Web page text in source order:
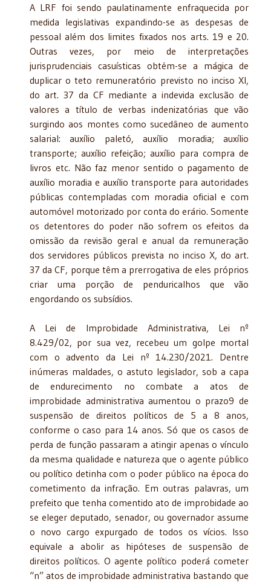
A LRF foi sendo paulatinamente enfraquecida por
medida legislativas expandindo-se as despesas de
pessoal além dos limites fixados nos arts. 19 e 20.
Outras vezes, por meio de interpretações
jurisprudenciais casuísticas obtém-se a mágica de
duplicar o teto remuneratório previsto no inciso XI,
do art. 37 da CF mediante a indevida exclusão de
valores a título de verbas indenizatórias que vão
surgindo aos montes como sucedâneo de aumento
salarial: auxílio paletó, auxílio moradia; auxílio
transporte; auxílio refeição; auxílio para compra de
livros etc. Não faz menor sentido o pagamento de
auxílio moradia e auxílio transporte para autoridades
públicas contempladas com moradia oficial e com
automóvel motorizado por conta do erário. Somente
os detentores do poder não sofrem os efeitos da
omissão da revisão geral e anual da remuneração
dos servidores públicos prevista no inciso X, do art.
37 da CF, porque têm a prerrogativa de eles próprios
criar uma porção de penduricalhos que vão
engordando os subsídios.
A Lei de Improbidade Administrativa, Lei nº
8.429/02, por sua vez, recebeu um golpe mortal
com o advento da Lei nº 14.230/2021. Dentre
inúmeras maldades, o astuto legislador, sob a capa
de endurecimento no combate a atos de
improbidade administrativa aumentou o prazo9 de
suspensão de direitos políticos de 5 a 8 anos,
conforme o caso para 14 anos. Só que os casos de
perda de função passaram a atingir apenas o vínculo
da mesma qualidade e natureza que o agente público
ou político detinha com o poder público na época do
cometimento da infração. Em outras palavras, um
prefeito que tenha comentido ato de improbidade ao
se eleger deputado, senador, ou governador assume
o novo cargo expurgado de todos os vícios. Isso
equivale a abolir as hipóteses de suspensão de
direitos políticos. O agente político poderá cometer
“n” atos de improbidade administrativa bastando que